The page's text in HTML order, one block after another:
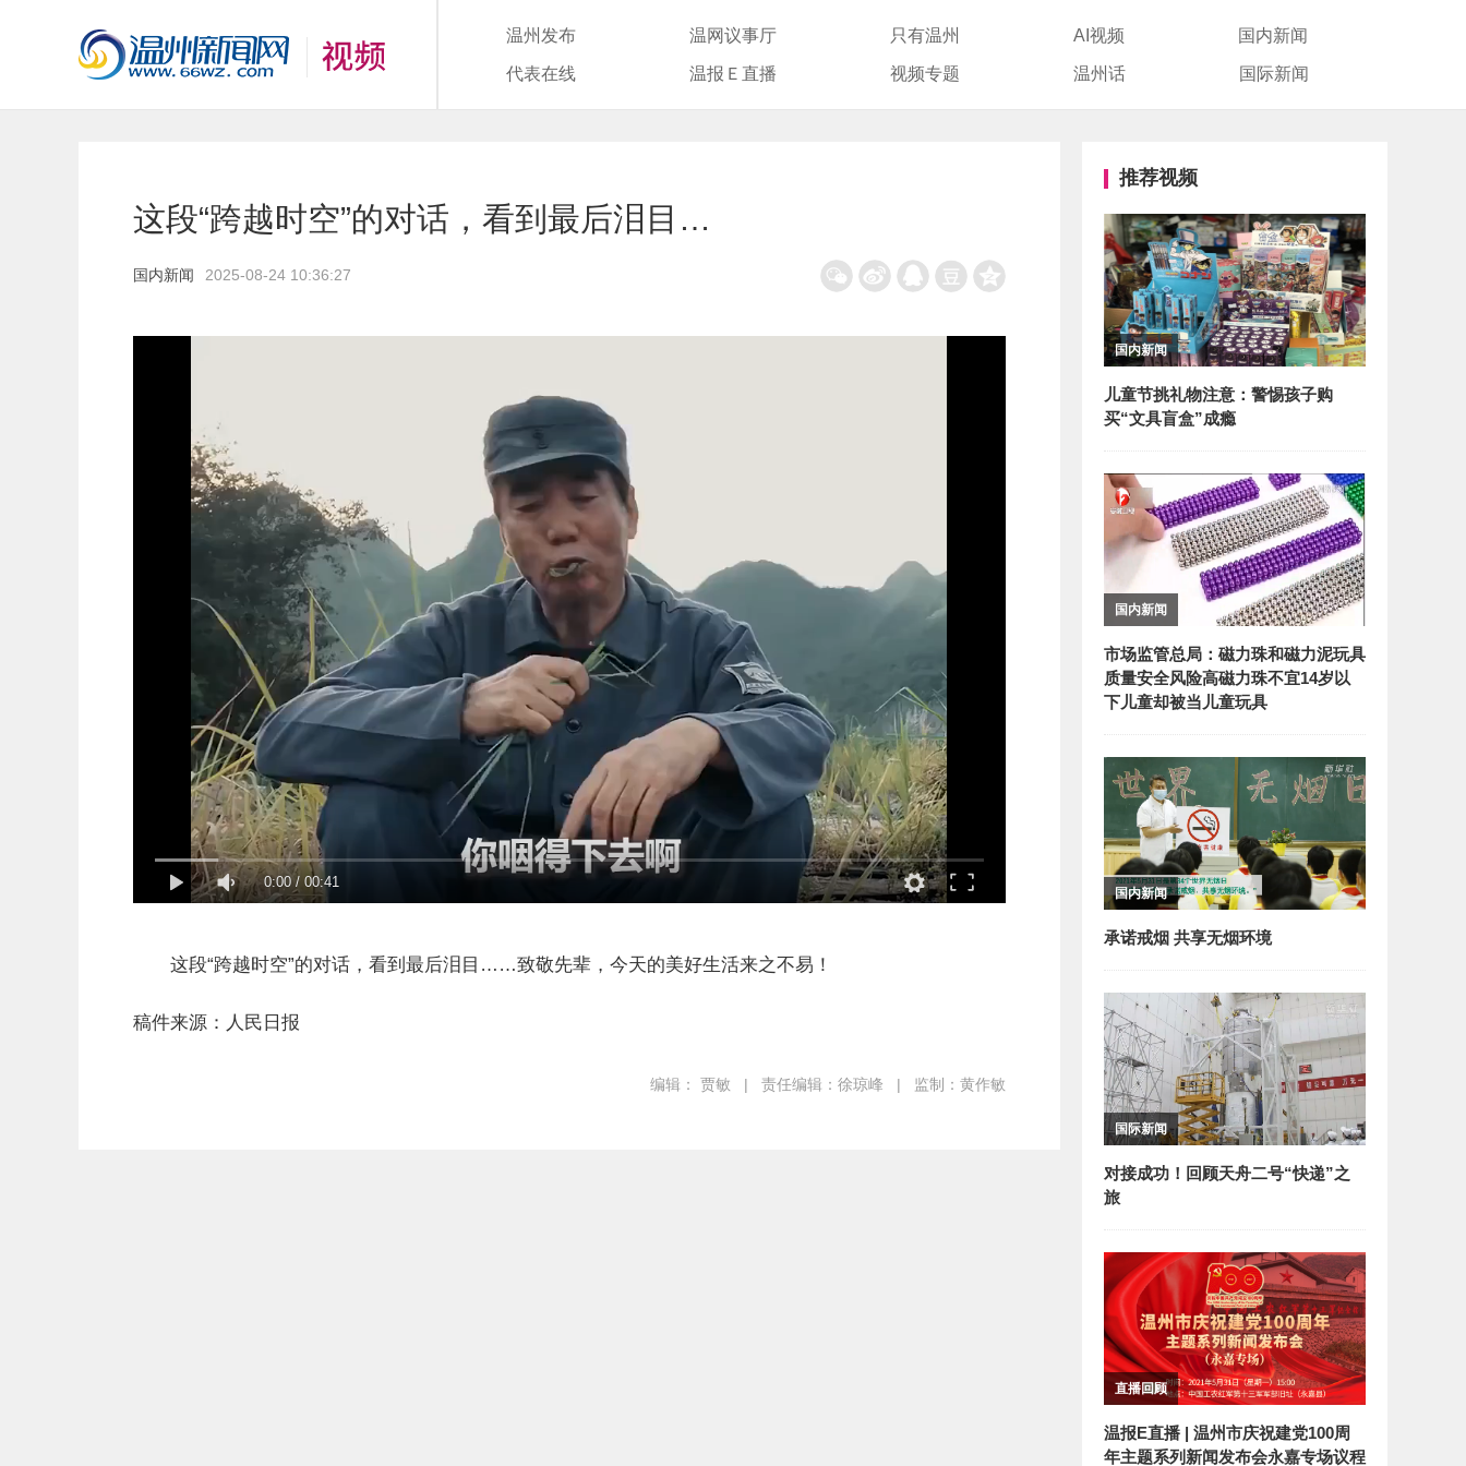
温州发布 温网议事厅 只有温州 AI视频 国内新闻
代表在线 温报Ｅ直播 视频专题 温州话 国际新闻
这段“跨越时空”的对话，看到最后泪目…
国内新闻 2025-08-24 10:36:27
0:00/ 00:41
这段“跨越时空”的对话，看到最后泪目……致敬先辈，今天的美好生活来之不易！
稿件来源：人民日报
编辑： 贾敏 | 责任编辑：徐琼峰 | 监制：黄作敏
推荐视频
国内新闻
儿童节挑礼物注意：警惕孩子购
买“文具盲盒”成瘾
国内新闻
市场监管总局：磁力珠和磁力泥玩具
质量安全风险高磁力珠不宜14岁以
下儿童却被当儿童玩具
国内新闻
承诺戒烟 共享无烟环境
国际新闻
对接成功！回顾天舟二号“快递”之
旅
直播回顾
温报E直播 | 温州市庆祝建党100周
年主题系列新闻发布会永嘉专场议程